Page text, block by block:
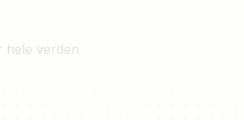
hele verden